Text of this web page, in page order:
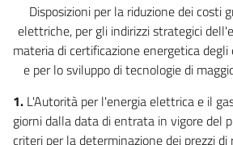
Disposizioni per la riduzione dei costi
elettriche, per gli indirizzi strategici
materia di certificazione energetica degli
e per lo sviluppo di tecnologie di
1. L'Autorità per l'energia elettrica e il
giorni dalla data di entrata in vigore del
criteri per la determinazione dei prezzi